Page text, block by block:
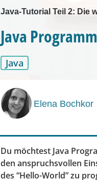
Java-Tutorial Teil 2: Die
Java
Java
Elena Bochkor
Du möchtest Java
den anspruchsvollen
des “Hello-World” zu